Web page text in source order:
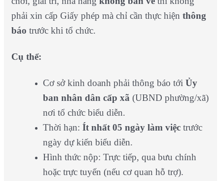
phải xin cấp Giấy phép mà chỉ cần thực hiện thông
báo trước khi tổ chức.
Cụ thể:
Cơ sở kinh doanh phải thông báo tới Ủy
ban nhân dân cấp xã(UBND phường/xã)
nơi tổ chức biểu diễn.
Thời hạn: Ít nhất 05 ngày làm việctrước
ngày dự kiến biểu diễn.
Hình thức nộp: Trực tiếp, qua bưu chính
hoặc trực tuyến (nếu cơ quan hỗ trợ).